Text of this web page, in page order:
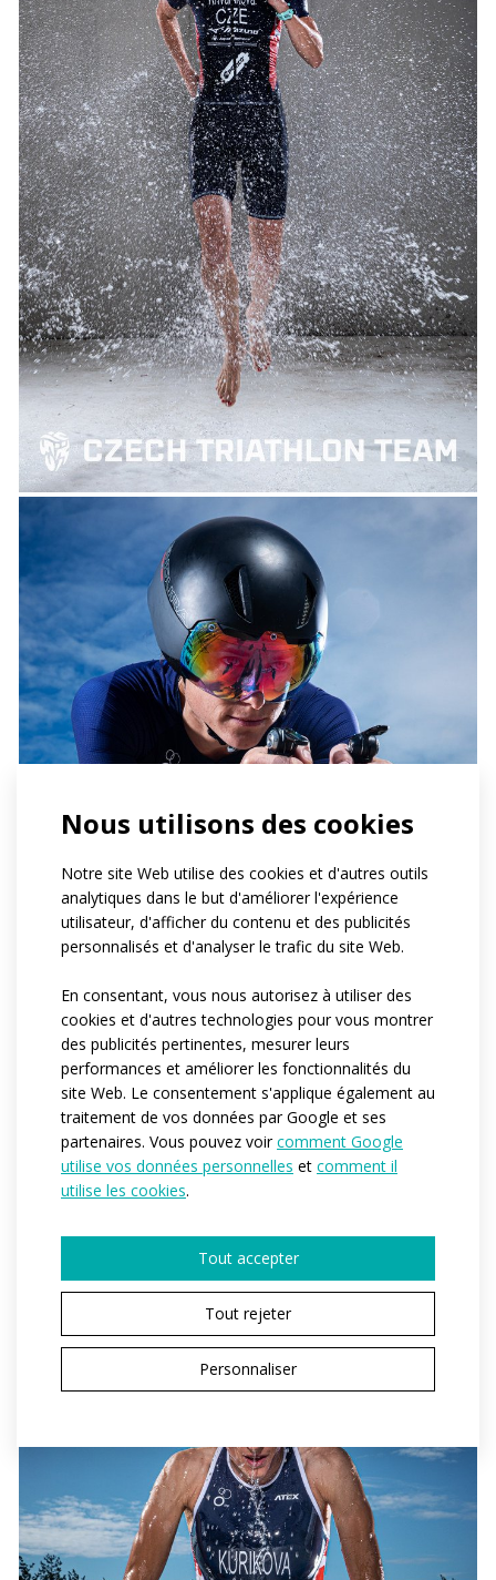
Nous utilisons des cookies
Notre site Web utilise des cookies et d'autres outils
analytiques dans le but d'améliorer l'expérience
utilisateur, d'afficher du contenu et des publicités
personnalisés et d'analyser le trafic du site Web.
En consentant, vous nous autorisez à utiliser des
cookies et d'autres technologies pour vous montrer
des publicités pertinentes, mesurer leurs
performances et améliorer les fonctionnalités du
site Web. Le consentement s'applique également au
traitement de vos données par Google et ses
partenaires. Vous pouvez voircomment Google
utilise vos données personnelles et comment il
utilise les cookies.
Tout accepter
Tout rejeter
Personnaliser